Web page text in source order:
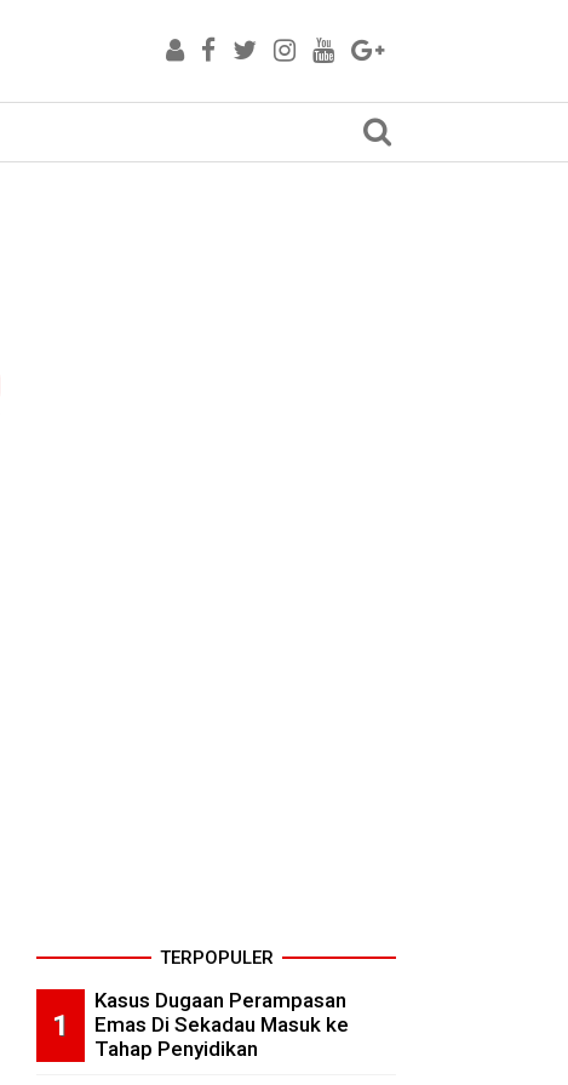
TERPOPULER
Kasus Dugaan Perampasan
Emas Di Sekadau Masuk ke
Tahap Penyidikan